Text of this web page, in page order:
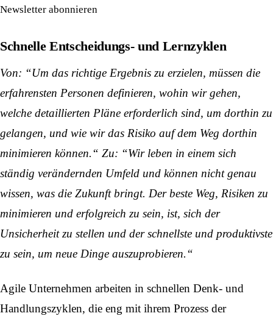
Newsletter abonnieren
Schnelle Entscheidungs- und Lernzyklen
Von: “Um das richtige Ergebnis zu erzielen, müssen die
erfahrensten Personen definieren, wohin wir gehen,
welche detaillierten Pläne erforderlich sind, um dorthin zu
gelangen, und wie wir das Risiko auf dem Weg dorthin
minimieren können.“ Zu: “Wir leben in einem sich
ständig verändernden Umfeld und können nicht genau
wissen, was die Zukunft bringt. Der beste Weg, Risiken zu
minimieren und erfolgreich zu sein, ist, sich der
Unsicherheit zu stellen und der schnellste und produktivste
zu sein, um neue Dinge auszuprobieren.“
Agile Unternehmen arbeiten in schnellen Denk- und
Handlungszyklen, die eng mit ihrem Prozess der